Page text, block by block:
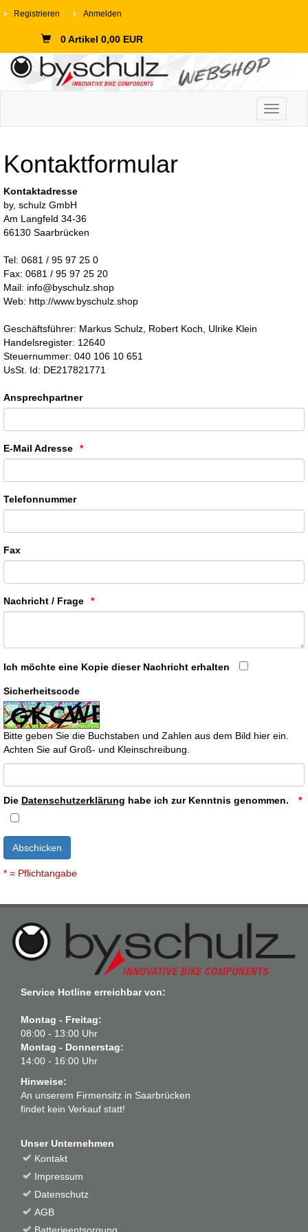
Registrieren Anmelden
0 Artikel 0,00 EUR
Toggle
Kontaktformular
Kontaktadresse
by, schulz GmbH
Am Langfeld 34-36
66130 Saarbrücken
Tel: 0681 / 95 97 25 0
Fax: 0681 / 95 97 25 20
Mail: info@byschulz.shop
Web: http://www.byschulz.shop
Geschäftsführer: Markus Schulz, Robert Koch, Ulrike Klein
Handelsregister: 12640
Steuernummer: 040 106 10 651
UsSt. Id: DE217821771
Ansprechpartner
E-Mail Adresse
Telefonnummer
Fax
Nachricht / Frage
Ich möchte eine Kopie dieser Nachricht erhalten
Sicherheitscode
Bitte geben Sie die Buchstaben und Zahlen aus dem Bild hier ein.
Achten Sie auf Groß- und Kleinschreibung.
Die Datenschutzerklärung habe ich zur Kenntnis genommen.
Abschicken
* = Pflichtangabe
Service Hotline erreichbar von:
Montag - Freitag:
08:00 - 13:00 Uhr
Montag - Donnerstag:
14:00 - 16:00 Uhr
Hinweise:
An unserem Firmensitz in Saarbrücken
findet kein Verkauf statt!
Unser Unternehmen
Kontakt
Impressum
Datenschutz
AGB